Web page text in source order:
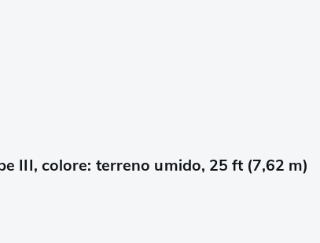
III, colore: terreno umido, 25 ft (7,62 m)